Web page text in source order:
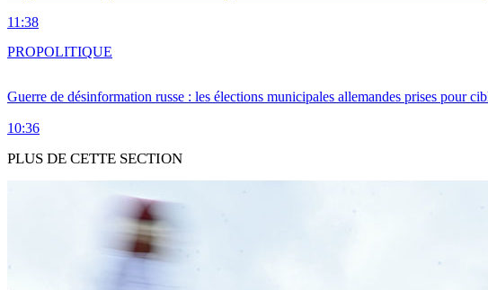
11:38
Guerre de désinformation russe : les élections municipales allemandes prises pour
10:36
PROPOLITIQUE
PLUS DE CETTE SECTION